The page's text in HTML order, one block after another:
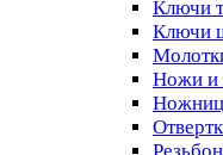
Ключи
Ключи
Ножи и